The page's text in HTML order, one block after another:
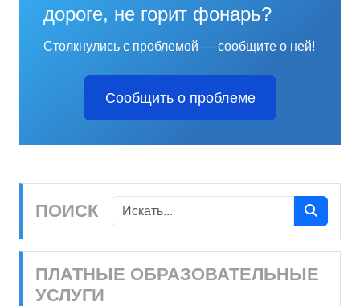
дороге, не горит фонарь?
Столкнулись с проблемой — сообщите о ней!
Сообщить о проблеме
ПОИСК
ПЛАТНЫЕ ОБРАЗОВАТЕЛЬНЫЕ
УСЛУГИ